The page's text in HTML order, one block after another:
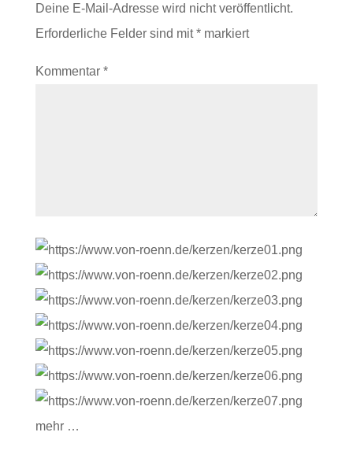
Deine E-Mail-Adresse wird nicht veröffentlicht.
Erforderliche Felder sind mit*markiert
Kommentar *
mehr …